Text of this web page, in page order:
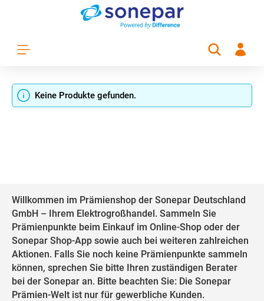
Zum Hauptinhalt springen
Keine Produkte gefunden.
Willkommen im Prämienshop der Sonepar Deutschland
GmbH – Ihrem Elektrogroßhandel. Sammeln Sie
Prämienpunkte beim Einkauf im Online-Shop oder der
Sonepar Shop-App sowie auch bei weiteren zahlreichen
Aktionen. Falls Sie noch keine Prämienpunkte sammeln
können, sprechen Sie bitte Ihren zuständigen Berater
bei der Sonepar an. Bitte beachten Sie: Die Sonepar
Prämien-Welt ist nur für gewerbliche Kunden.